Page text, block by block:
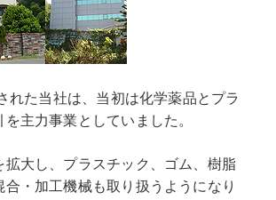
れた当社は、当初は化学薬品とプラ
主力事業としていました。
拡大し、プラスチック、ゴム、樹脂
合・加工機械も取り扱うようになり